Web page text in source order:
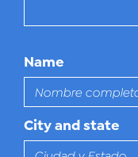
Name
City and state